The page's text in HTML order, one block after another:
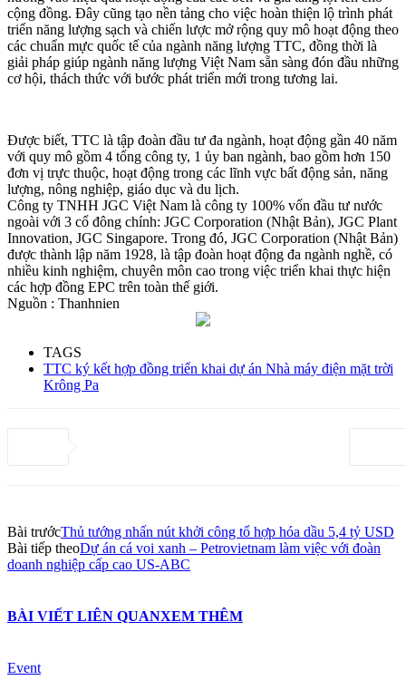
cộng đồng. Đây cũng tạo nền tảng cho việc hoàn thiện lộ trình phát
triển năng lượng sạch và chiến lược mở rộng quy mô hoạt động theo
các chuẩn mực quốc tế của ngành năng lượng TTC, đồng thời là
giải pháp giúp ngành năng lượng Việt Nam sẵn sàng đón đầu những
cơ hội, thách thức với bước phát triển mới trong tương lai.
Được biết, TTC là tập đoàn đầu tư đa ngành, hoạt động gần 40 năm
với quy mô gồm 4 tổng công ty, 1 ủy ban ngành, bao gồm hơn 150
đơn vị trực thuộc, hoạt động trong các lĩnh vực bất động sản, năng
lượng, nông nghiệp, giáo dục và du lịch.
Công ty TNHH JGC Việt Nam là công ty 100% vốn đầu tư nước
ngoài với 3 cổ đông chính: JGC Corporation (Nhật Bản), JGC Plant
Innovation, JGC Singapore. Trong đó, JGC Corporation (Nhật Bản)
được thành lập năm 1928, là tập đoàn hoạt động đa ngành nghề, có
nhiều kinh nghiệm, chuyên môn cao trong việc triển khai thực hiện
các hợp đồng EPC trên toàn thế giới.
Nguồn : Thanhnien
TAGS
TTC ký kết hợp đồng triển khai dự án Nhà máy điện mặt trời
Krông Pa
Bài trướcThủ tướng nhấn nút khởi công tổ hợp hóa dầu 5,4 tỷ USD
Bài tiếp theoDự án cá voi xanh – Petrovietnam làm việc với đoàn
doanh nghiệp cấp cao US-ABC
BÀI VIẾT LIÊN QUANXEM THÊM
Event